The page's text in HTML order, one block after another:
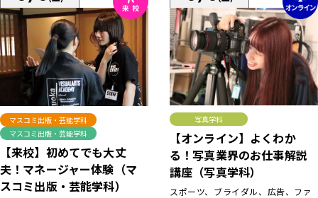
マスコミ出版・芸能学科
マスコミ出版・芸能学科
【来校】初めてでも大丈
夫！マネージャー体験（マ
スコミ出版・芸能学科）
写真学科
【オンライン】よくわか
る！写真業界のお仕事解説
講座（写真学科）
スポーツ、ブライダル、広告、ファ